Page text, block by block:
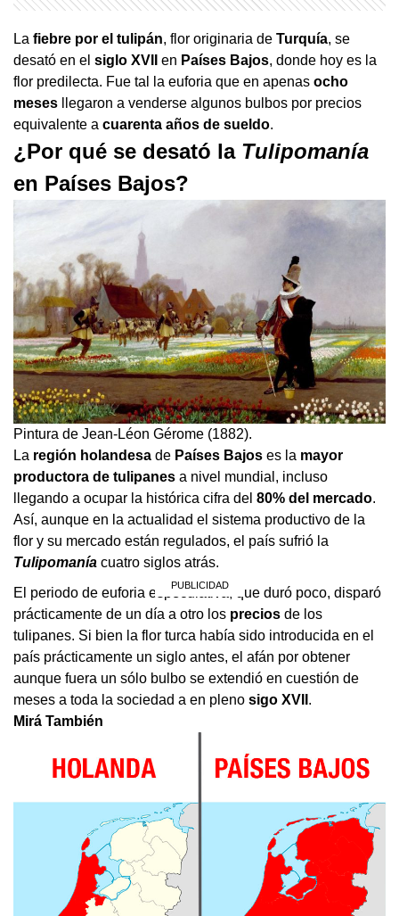
La fiebre por el tulipán, flor originaria de Turquía, se
desató en el siglo XVII en Países Bajos, donde hoy es la
flor predilecta. Fue tal la euforia que en apenas ocho
meses llegaron a venderse algunos bulbos por precios
equivalente a cuarenta años de sueldo.
¿Por qué se desató la Tulipomanía
en Países Bajos?
Pintura de Jean-Léon Gérome (1882).
La región holandesa de Países Bajos es la mayor
productora de tulipanes a nivel mundial, incluso
llegando a ocupar la histórica cifra del 80% del mercado.
Así, aunque en la actualidad el sistema productivo de la
flor y su mercado están regulados, el país sufrió la
Tulipomanía cuatro siglos atrás.
El periodo de euforia especulativa, que duró poco, disparó
prácticamente de un día a otro los precios de los
tulipanes. Si bien la flor turca había sido introducida en el
país prácticamente un siglo antes, el afán por obtener
aunque fuera un sólo bulbo se extendió en cuestión de
meses a toda la sociedad a en pleno sigo XVII .
Mirá También